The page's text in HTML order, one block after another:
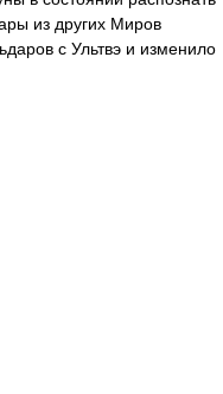
из других Миров
с Ультвэ и изменило